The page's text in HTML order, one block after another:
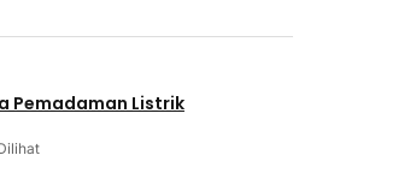
Pemadaman Listrik